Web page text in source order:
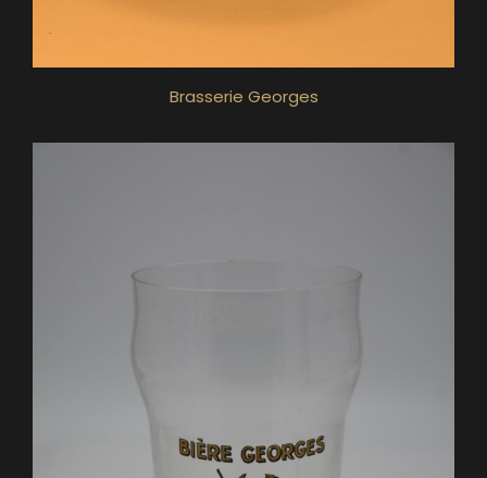
Brasserie Georges